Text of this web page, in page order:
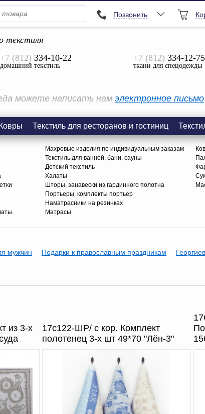
Просмотреть Все
Позвонить
текстиля
+7 (812) 334-10-22
домашний текстиль
+7 (812) 334-12-75
ткани для спецодежды
можете написать нам электронное письмо
Ковры Текстиль для ресторанов и гостиниц
Махровые изделия по индивидуальным заказам
Текстиль для ванной, бани, сауны
Детский текстиль
Халаты
Шторы, занавески из гардинного полотна
Портьеры, комплекты портьер
Наматрасники на резинках
Матрасы
мужчин Подарки к православным праздникам
из 3-х
17с122-ШР/ с кор. Комплект
полотенец 3-х шт 49*70 "Лён-3"